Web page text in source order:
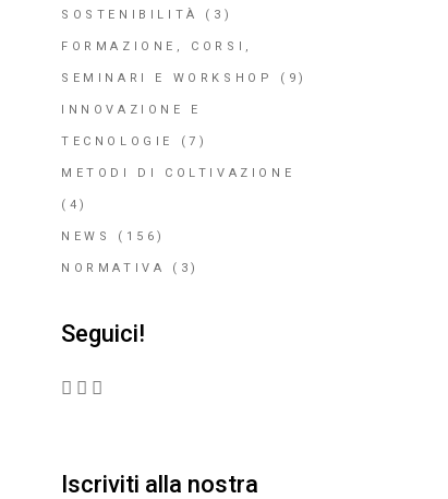
SOSTENIBILITÀ (3)
FORMAZIONE, CORSI,
SEMINARI E WORKSHOP (9)
INNOVAZIONE E
TECNOLOGIE (7)
METODI DI COLTIVAZIONE
(4)
NEWS (156)
NORMATIVA (3)
Seguici!
Iscriviti alla nostra